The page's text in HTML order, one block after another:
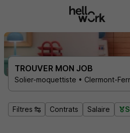
TROUVER MON JOB
Solier-moquettiste • Clermont-
Filtres Contrats Salaire